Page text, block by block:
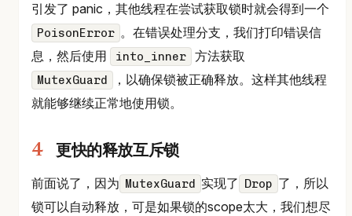
引发了 panic，其他线程在尝试获取锁时就会得到一个
PoisonError 。在错误处理分支，我们打印错误信
息，然后使用
into_inner 方法获取
MutexGuard
，以确保锁被正确释放。这样其他线程
就能够继续正常地使用锁。
更快的释放互斥锁
前面说了，因为 MutexGuard 实现了 Drop 了，所以
锁可以自动释放，可是如果锁的scope太大，我们想尽